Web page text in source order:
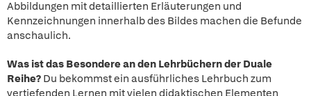
Abbildungen mit detaillierten Erläuterungen und
Kennzeichnungen innerhalb des Bildes machen die Befunde
anschaulich.
Was ist das Besondere an den Lehrbüchern der Duale
Reihe? Du bekommst ein ausführliches Lehrbuch zum
vertiefenden Lernen mit vielen didaktischen Elementen